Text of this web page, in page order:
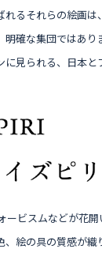
るそれらの絵画
確な集団ではあ
見られる、日本
ービスムなどが花
、絵の具の質感が